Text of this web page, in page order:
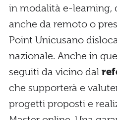
in modalità e-learning,
anche da remoto o
Point Unicusano
nazionale. Anche in
seguiti da vicino dal
che supporterà e
progetti proposti e